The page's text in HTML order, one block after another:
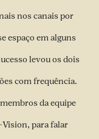
nos canais por
espaço em alguns
levou os dois
com frequência.
da equipe
Vision, para falar